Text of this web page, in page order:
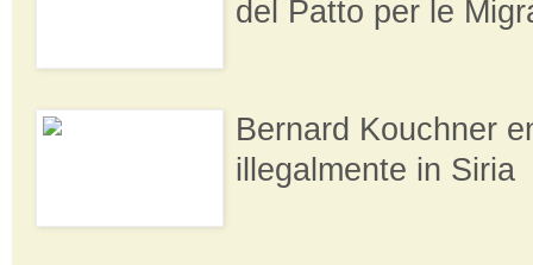
del Patto per le
Bernard Kouchner
illegalmente in Siria